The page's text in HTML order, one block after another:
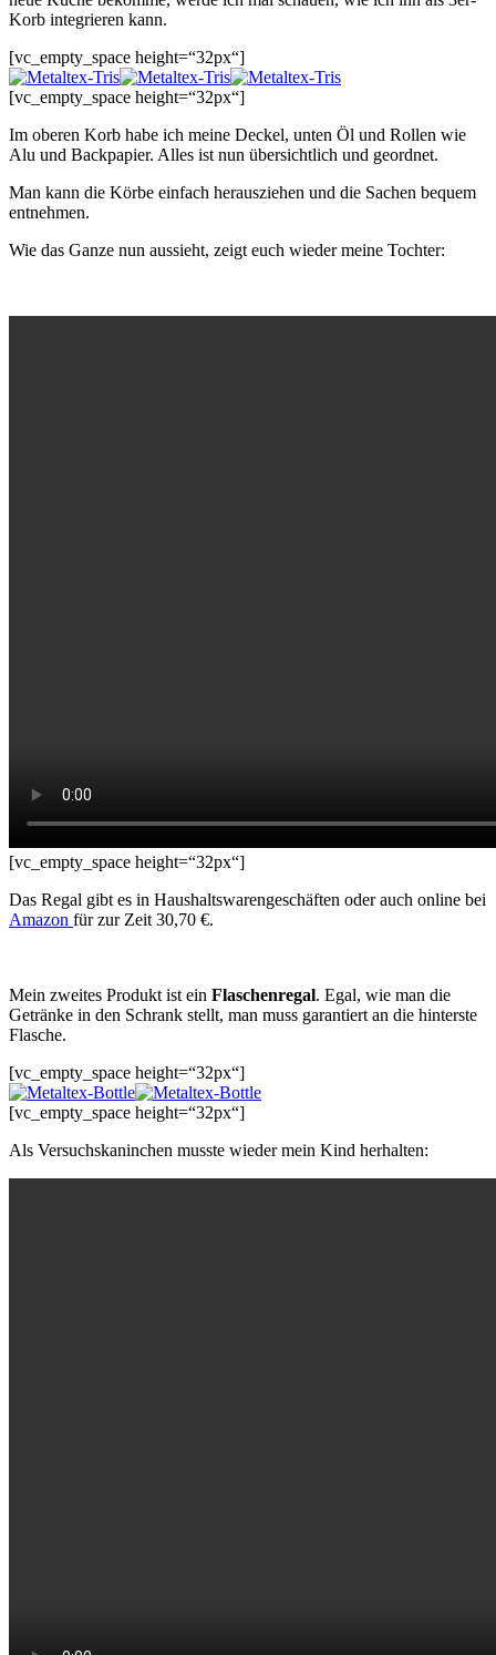
Korb integrieren kann.
[vc_empty_space height=“32px“]
[vc_empty_space height=“32px“]
Im oberen Korb habe ich meine Deckel, unten Öl und Rollen wie
Alu und Backpapier. Alles ist nun übersichtlich und geordnet.
Man kann die Körbe einfach herausziehen und die Sachen bequem
entnehmen.
Wie das Ganze nun aussieht, zeigt euch wieder meine Tochter:
[vc_empty_space height=“32px“]
Das Regal gibt es in Haushaltswarengeschäften oder auch online bei
Amazon für zur Zeit 30,70 €.
Mein zweites Produkt ist ein Flaschenregal. Egal, wie man die
Getränke in den Schrank stellt, man muss garantiert an die hinterste
Flasche.
[vc_empty_space height=“32px“]
[vc_empty_space height=“32px“]
Als Versuchskaninchen musste wieder mein Kind herhalten: